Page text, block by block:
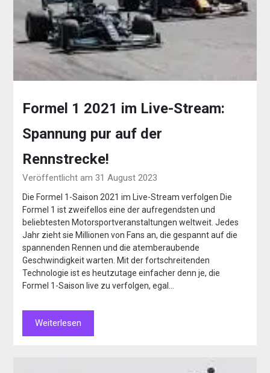
Formel 1 2021 im Live-Stream:
Spannung pur auf der
Rennstrecke!
Veröffentlicht am 31 August 2023
Die Formel 1-Saison 2021 im Live-Stream verfolgen Die
Formel 1 ist zweifellos eine der aufregendsten und
beliebtesten Motorsportveranstaltungen weltweit. Jedes
Jahr zieht sie Millionen von Fans an, die gespannt auf die
spannenden Rennen und die atemberaubende
Geschwindigkeit warten. Mit der fortschreitenden
Technologie ist es heutzutage einfacher denn je, die
Formel 1-Saison live zu verfolgen, egal…
Weiterlesen